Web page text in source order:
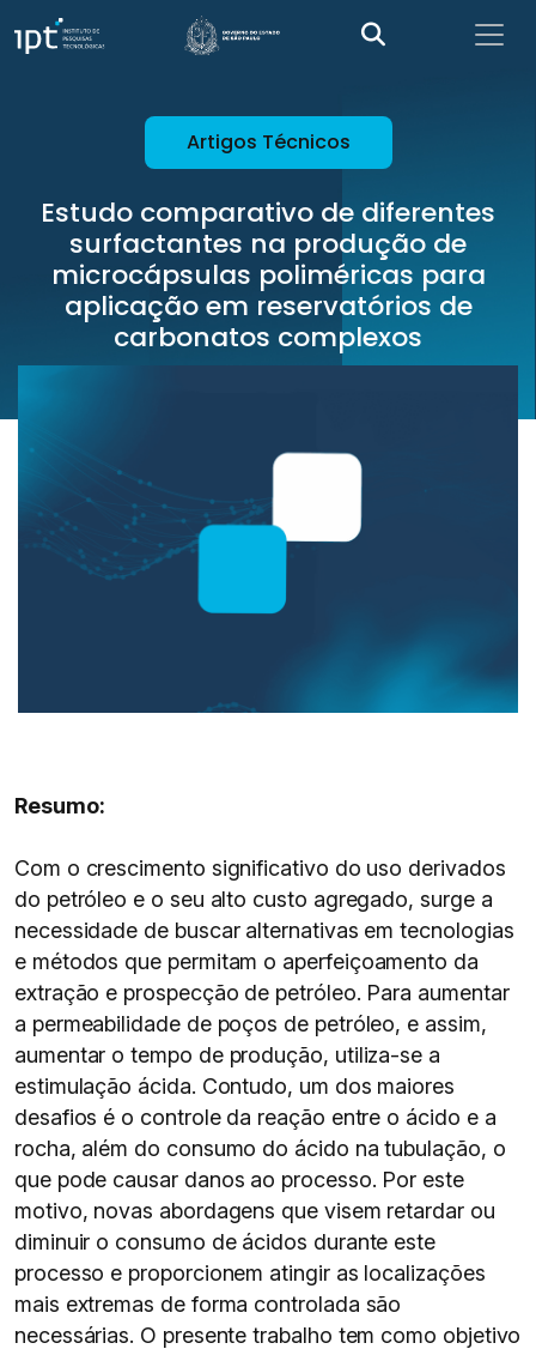
Artigos Técnicos
Estudo comparativo de diferentes
surfactantes na produção de
microcápsulas poliméricas para
aplicação em reservatórios de
carbonatos complexos
Resumo:
Com o crescimento significativo do uso derivados
do petróleo e o seu alto custo agregado, surge a
necessidade de buscar alternativas em tecnologias
e métodos que permitam o aperfeiçoamento da
extração e prospecção de petróleo. Para aumentar
a permeabilidade de poços de petróleo, e assim,
aumentar o tempo de produção, utiliza-se a
estimulação ácida. Contudo, um dos maiores
desafios é o controle da reação entre o ácido e a
rocha, além do consumo do ácido na tubulação, o
que pode causar danos ao processo. Por este
motivo, novas abordagens que visem retardar ou
diminuir o consumo de ácidos durante este
processo e proporcionem atingir as localizações
mais extremas de forma controlada são
necessárias. O presente trabalho tem como objetivo